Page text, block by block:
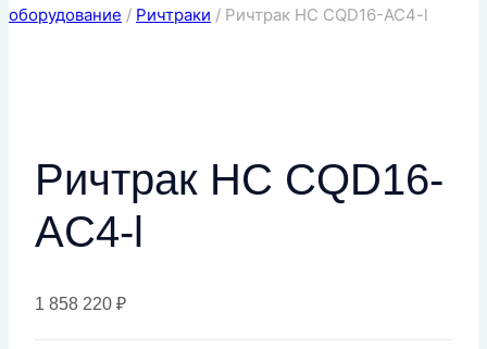
оборудование / Ричтраки / Ричтрак HC CQD16-AC4-l
Ричтрак HC CQD16-
AC4-l
1 858 220 ₽